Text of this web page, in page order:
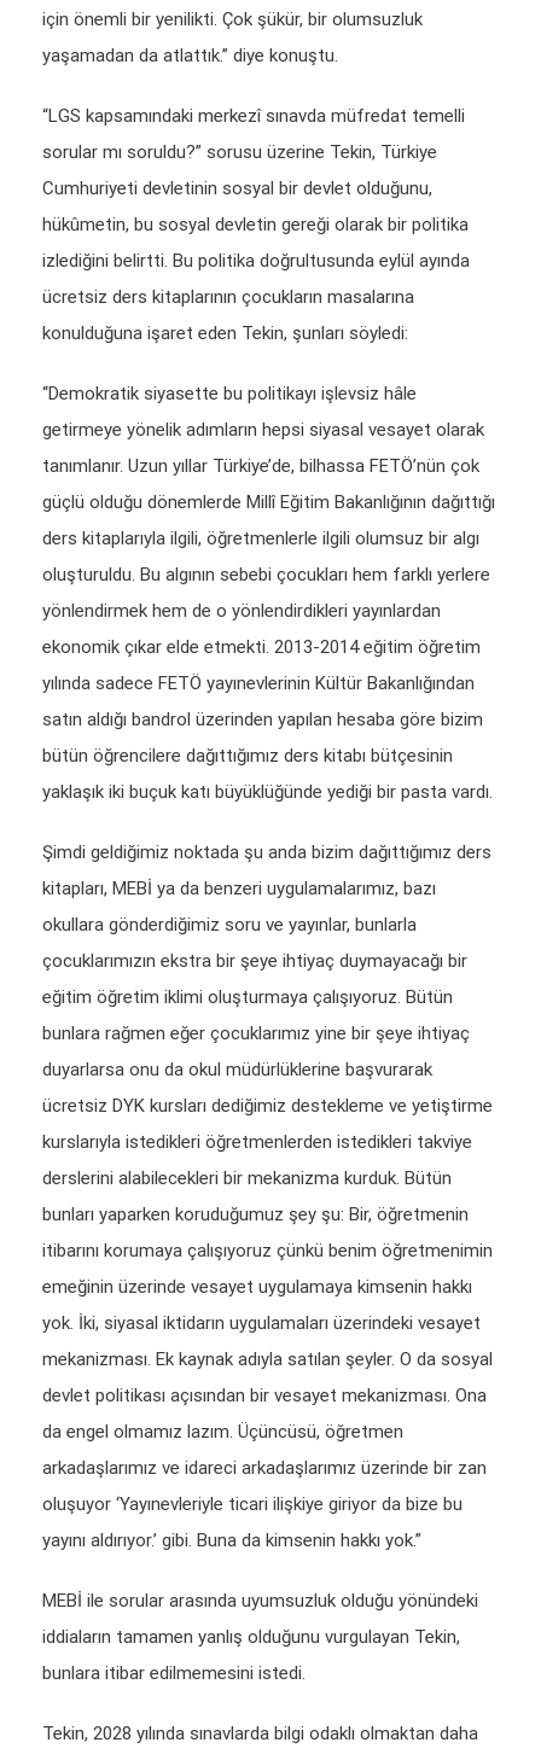
için önemli bir yenilikti. Çok şükür, bir olumsuzluk
yaşamadan da atlattık.” diye konuştu.
“LGS kapsamındaki merkezî sınavda müfredat temelli
sorular mı soruldu?” sorusu üzerine Tekin, Türkiye
Cumhuriyeti devletinin sosyal bir devlet olduğunu,
hükûmetin, bu sosyal devletin gereği olarak bir politika
izlediğini belirtti. Bu politika doğrultusunda eylül ayında
ücretsiz ders kitaplarının çocukların masalarına
konulduğuna işaret eden Tekin, şunları söyledi:
“Demokratik siyasette bu politikayı işlevsiz hâle
getirmeye yönelik adımların hepsi siyasal vesayet olarak
tanımlanır. Uzun yıllar Türkiye’de, bilhassa FETÖ’nün çok
güçlü olduğu dönemlerde Millî Eğitim Bakanlığının dağıttığı
ders kitaplarıyla ilgili, öğretmenlerle ilgili olumsuz bir algı
oluşturuldu. Bu algının sebebi çocukları hem farklı yerlere
yönlendirmek hem de o yönlendirdikleri yayınlardan
ekonomik çıkar elde etmekti. 2013-2014 eğitim öğretim
yılında sadece FETÖ yayınevlerinin Kültür Bakanlığından
satın aldığı bandrol üzerinden yapılan hesaba göre bizim
bütün öğrencilere dağıttığımız ders kitabı bütçesinin
yaklaşık iki buçuk katı büyüklüğünde yediği bir pasta vardı.
Şimdi geldiğimiz noktada şu anda bizim dağıttığımız ders
kitapları, MEBİ ya da benzeri uygulamalarımız, bazı
okullara gönderdiğimiz soru ve yayınlar, bunlarla
çocuklarımızın ekstra bir şeye ihtiyaç duymayacağı bir
eğitim öğretim iklimi oluşturmaya çalışıyoruz. Bütün
bunlara rağmen eğer çocuklarımız yine bir şeye ihtiyaç
duyarlarsa onu da okul müdürlüklerine başvurarak
ücretsiz DYK kursları dediğimiz destekleme ve yetiştirme
kurslarıyla istedikleri öğretmenlerden istedikleri takviye
derslerini alabilecekleri bir mekanizma kurduk. Bütün
bunları yaparken koruduğumuz şey şu: Bir, öğretmenin
itibarını korumaya çalışıyoruz çünkü benim öğretmenimin
emeğinin üzerinde vesayet uygulamaya kimsenin hakkı
yok. İki, siyasal iktidarın uygulamaları üzerindeki vesayet
mekanizması. Ek kaynak adıyla satılan şeyler. O da sosyal
devlet politikası açısından bir vesayet mekanizması. Ona
da engel olmamız lazım. Üçüncüsü, öğretmen
arkadaşlarımız ve idareci arkadaşlarımız üzerinde bir zan
oluşuyor ‘Yayınevleriyle ticari ilişkiye giriyor da bize bu
yayını aldırıyor.’ gibi. Buna da kimsenin hakkı yok.”
MEBİ ile sorular arasında uyumsuzluk olduğu yönündeki
iddiaların tamamen yanlış olduğunu vurgulayan Tekin,
bunlara itibar edilmemesini istedi.
Tekin, 2028 yılında sınavlarda bilgi odaklı olmaktan daha